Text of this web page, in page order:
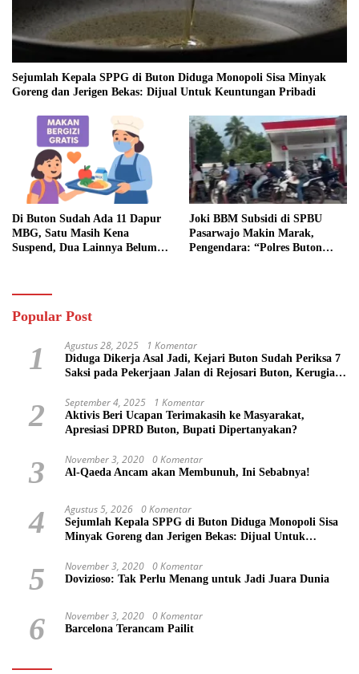
Sejumlah Kepala SPPG di Buton Diduga Monopoli Sisa Minyak
Goreng dan Jerigen Bekas: Dijual Untuk Keuntungan Pribadi
Di Buton Sudah Ada 11 Dapur
MBG, Satu Masih Kena
Suspend, Dua Lainnya Belum
Joki BBM Subsidi di SPBU
Pasarwajo Makin Marak,
Pengendara: “Polres Buton
Popular Post
1 Agustus 28, 2025 1 Komentar
Diduga Dikerja Asal Jadi, Kejari Buton Sudah Periksa 7
Saksi pada Pekerjaan Jalan di Rejosari Buton, Kerugian
2 September 4, 2025 1 Komentar
Aktivis Beri Ucapan Terimakasih ke Masyarakat,
Apresiasi DPRD Buton, Bupati Dipertanyakan?
3 November 3, 2020 0 Komentar
Al-Qaeda Ancam akan Membunuh, Ini Sebabnya!
4 Agustus 5, 2026 0 Komentar
Sejumlah Kepala SPPG di Buton Diduga Monopoli Sisa
Minyak Goreng dan Jerigen Bekas: Dijual Untuk
5 November 3, 2020 0 Komentar
Dovizioso: Tak Perlu Menang untuk Jadi Juara Dunia
6 November 3, 2020 0 Komentar
Barcelona Terancam Pailit